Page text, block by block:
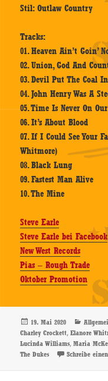
Stil: Outlaw Country
Tracks:
01. Heaven Ain’t Goin’
02. Union, God And
03. Devil Put The Coal
04. John Henry Was A
05. Time Is Never On
06. It’s About Blood
07. If I Could See Your
Whitmore)
08. Black Lung
09. Fastest Man Alive
10. The Mine
Steve Earle
Steve Earle bei Facebook
New West Records
Pias – Rough Trade
Oktober Promotion
Veröffentlicht
am
19. Mai 2020
Charley Crockett,Elanore
Lucinda Williams,Maria
The Dukes
Schreibe